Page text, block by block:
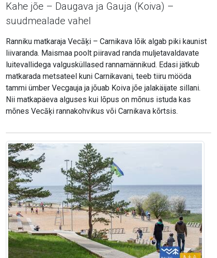
Kahe jõe – Daugava ja Gauja (Koiva) –
suudmealade vahel
Ranniku matkaraja Vecāķi – Carnikava lõik algab piki kaunist
liivaranda. Maismaa poolt piiravad randa muljetavaldavate
luitevallidega valgusküllased rannamännikud. Edasi jätkub
matkarada metsateel kuni Carnikavani, teeb tiiru mööda
tammi ümber Vecgauja ja jõuab Koiva jõe jalakäijate sillani.
Nii matkapäeva alguses kui lõpus on mõnus istuda kas
mõnes Vecāķi rannakohvikus või Carnikava kõrtsis.